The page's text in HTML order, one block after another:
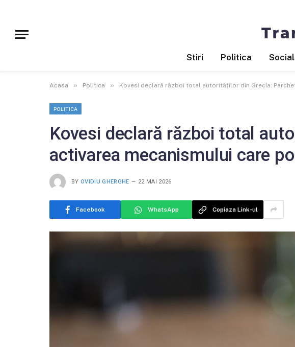
Stiri Politica Social
Acasa » Politica » Kovesi declară război total autorităților din Grecia:
POLITICA
Kovesi declară război total
activarea mecanismului care
BY OVIDIU GHERGHE 22 MAI 2026
Facebook WhatsApp Copiaza Link-ul